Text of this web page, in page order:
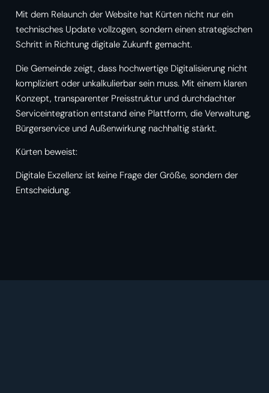
Mit dem Relaunch der Website hat Kürten nicht nur ein
technisches Update vollzogen, sondern einen strategischen
Schritt in Richtung digitale Zukunft gemacht.
Die Gemeinde zeigt, dass hochwertige Digitalisierung nicht
kompliziert oder unkalkulierbar sein muss. Mit einem klaren
Konzept, transparenter Preisstruktur und durchdachter
Serviceintegration entstand eine Plattform, die Verwaltung,
Bürgerservice und Außenwirkung nachhaltig stärkt.
Kürten beweist:
Digitale Exzellenz ist keine Frage der Größe, sondern der
Entscheidung.